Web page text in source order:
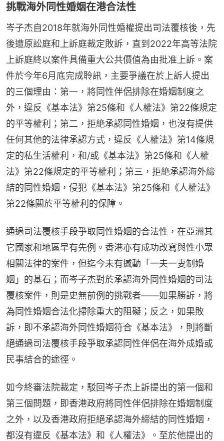
挑戰海外同性婚姻在港合法性
岑子杰自2018年就海外同性婚權提出司法覆核後，先
後遭原訟庭和上訴庭裁定敗訴，直到2022年高等法院
上訴庭終以案件具備重大公共價值為由批准上訴。案
件於今年6月底完成聆訊，主要爭議在於上訴人提出
的三個理由：第一，將同性伴侶排除在婚姻制度之
外，違反《基本法》第25條和《人權法》第22條規定
的平等權利；第二，拒絶承認同性婚姻，也沒有提供
任何其他的法律承認方式，違反《人權法》第14條規
定的私生活權利，和/或《基本法》第25條和《人權
法》第22條規定的平等權利；第三，拒絶承認海外締
結的同性婚姻，侵犯《基本法》第25條和《人權法》
第22條關於平等權利的保障。
通過司法覆核手段爭取同性婚姻的合法性，在亞洲其
它國家和地區早有先例。香港亦有成功改寫與性小眾
相關法律的案件，但迄今未有撼動「一夫一妻制婚
姻」的基石；而岑子杰對於承認海外同性婚姻的司法
覆核案件，則是史無前例的挑戰者——如果勝訴，將
為同性婚姻合法化掃除重大的阻礙；反之，如果敗
訴，即不承認海外同性婚姻符合《基本法》，則將斷
絕通過司法覆核手段爭取承認同性伴侶在海外成婚或
民事結合的途徑。
如今終審法院裁定，駁回岑子杰上訴提出的第一個和
第三個問題，即香港政府將同性伴侶排除在婚姻制度
之外，以及香港政府拒絕承認海外締結的同性婚姻，
都沒有違反《基本法》和《人權法》。至於他提出的